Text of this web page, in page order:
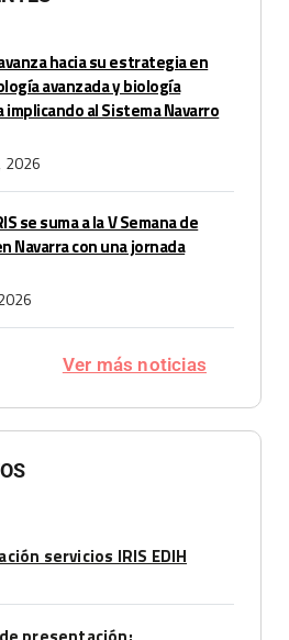
hacia su estrategia en
avanzada y biología
al Sistema Navarro
2026
se suma a la V Semana de
Navarra con una jornada
Ver más noticias
servicios IRIS EDIH